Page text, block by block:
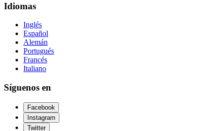
Idiomas
Inglés
Español
Alemán
Portugués
Francés
Italiano
Síguenos en
Facebook
Instagram
Twitter